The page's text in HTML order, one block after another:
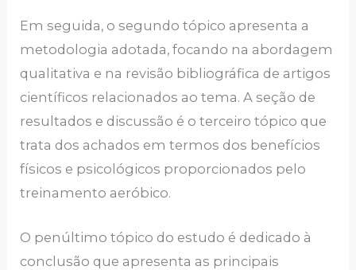
Em seguida, o segundo tópico apresenta a
metodologia adotada, focando na abordagem
qualitativa e na revisão bibliográfica de artigos
científicos relacionados ao tema. A seção de
resultados e discussão é o terceiro tópico que
trata dos achados em termos dos benefícios
físicos e psicológicos proporcionados pelo
treinamento aeróbico.
O penúltimo tópico do estudo é dedicado à
conclusão que apresenta as principais